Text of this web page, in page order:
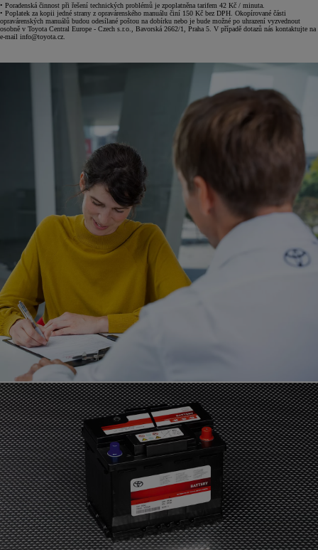
• Poradenská činnost při řešení technických problémů je zpoplatněna tarifem 42 Kč / minuta.
• Poplatek za kopii jedné strany z opravárenského manuálu činí 150 Kč bez DPH. Okopírované části
opravárenských manuálů budou odesílané poštou na dobírku nebo je bude možné po uhrazení vyzvednout
osobně v Toyota Central Europe - Czech s.r.o., Bavorská 2662/1, Praha 5. V případě dotazů nás kontaktujte na
e-mail info@toyota.cz.